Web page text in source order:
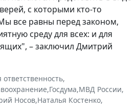
с которыми кто-то
все равны перед законом,
среду для всех: и для
– заключил Дмитрий
,
,Госдума,МВД России,
Носов,Наталья Костенко,